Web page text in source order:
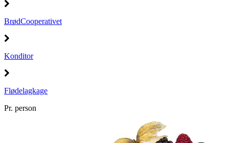
BrødCooperativet
Konditor
Flødelagkage
Pr. person